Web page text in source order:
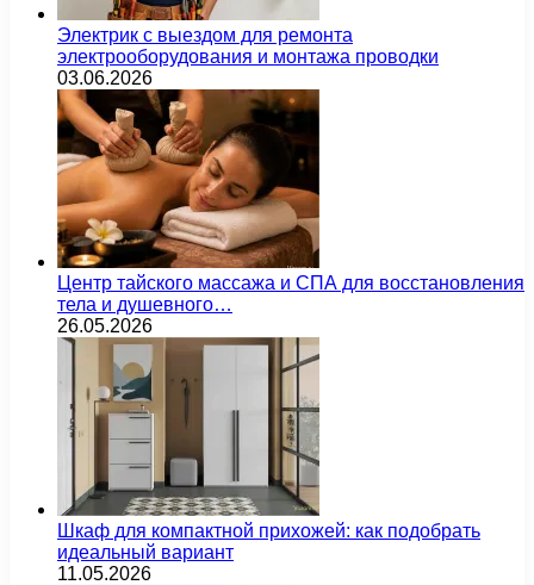
Электрик с выездом для ремонта
электрооборудования и монтажа проводки
03.06.2026
Центр тайского массажа и СПА для восстановления
тела и душевного…
26.05.2026
Шкаф для компактной прихожей: как подобрать
идеальный вариант
11.05.2026